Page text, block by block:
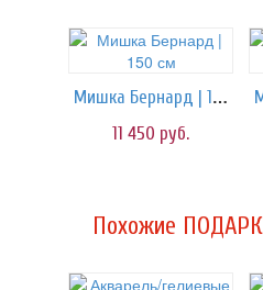
Мишка Бернард | 150 см
11 450 руб.
Похожие